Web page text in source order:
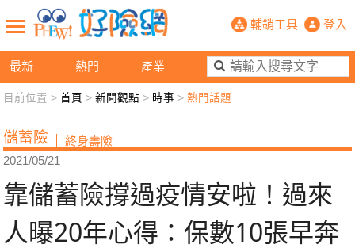
最新 熱門 產業
靠儲蓄險撐過疫情安啦！過來人
輔銷工具 登入
新聞觀點 業務交流 好險懂生活
退休先準備 好險學堂 輔銷工具 活動專區
目前位置 >首頁 >新聞觀點 > 時事 >熱門話題
儲蓄險 終身壽險
2021/05/21
靠儲蓄險撐過疫情安啦！過來
人曝20年心得：保數10張早奔